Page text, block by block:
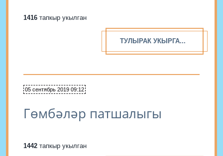
1416 тапкыр укылган
ТУЛЫРАК УКЫРГА...
05 сентябрь 2019 09:12
Гөмбәләр патшалыгы
1442 тапкыр укылган